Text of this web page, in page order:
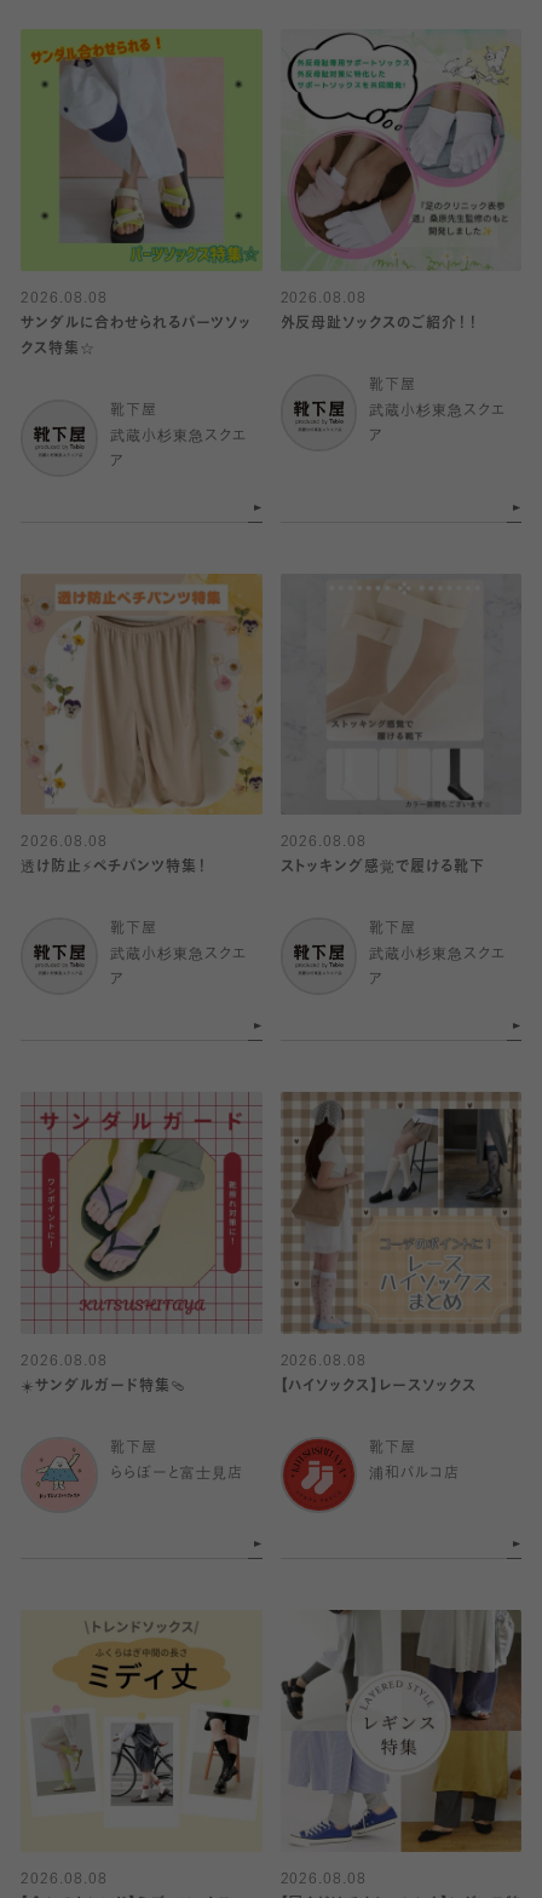
2026.08.08
サンダルに合わせられるパーツソッ
クス特集☆
靴下屋
武蔵小杉東急スクエ
ア
2026.08.08
外反母趾ソックスのご紹介！！
靴下屋
武蔵小杉東急スクエ
ア
2026.08.08
透け防止⚡️ペチパンツ特集！
靴下屋
武蔵小杉東急スクエ
ア
2026.08.08
ストッキング感覚で履ける靴下
靴下屋
武蔵小杉東急スクエ
ア
2026.08.08
☀️サンダルガード特集🩴
靴下屋
ららぽーと富士見店
2026.08.08
【ハイソックス】レースソックス
靴下屋
浦和パルコ店
2026.08.08
2026.08.08